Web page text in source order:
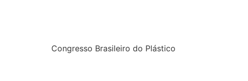
Congresso Brasileiro do Plástico